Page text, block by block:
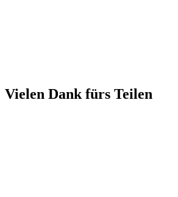
Vielen Dank fürs Teilen